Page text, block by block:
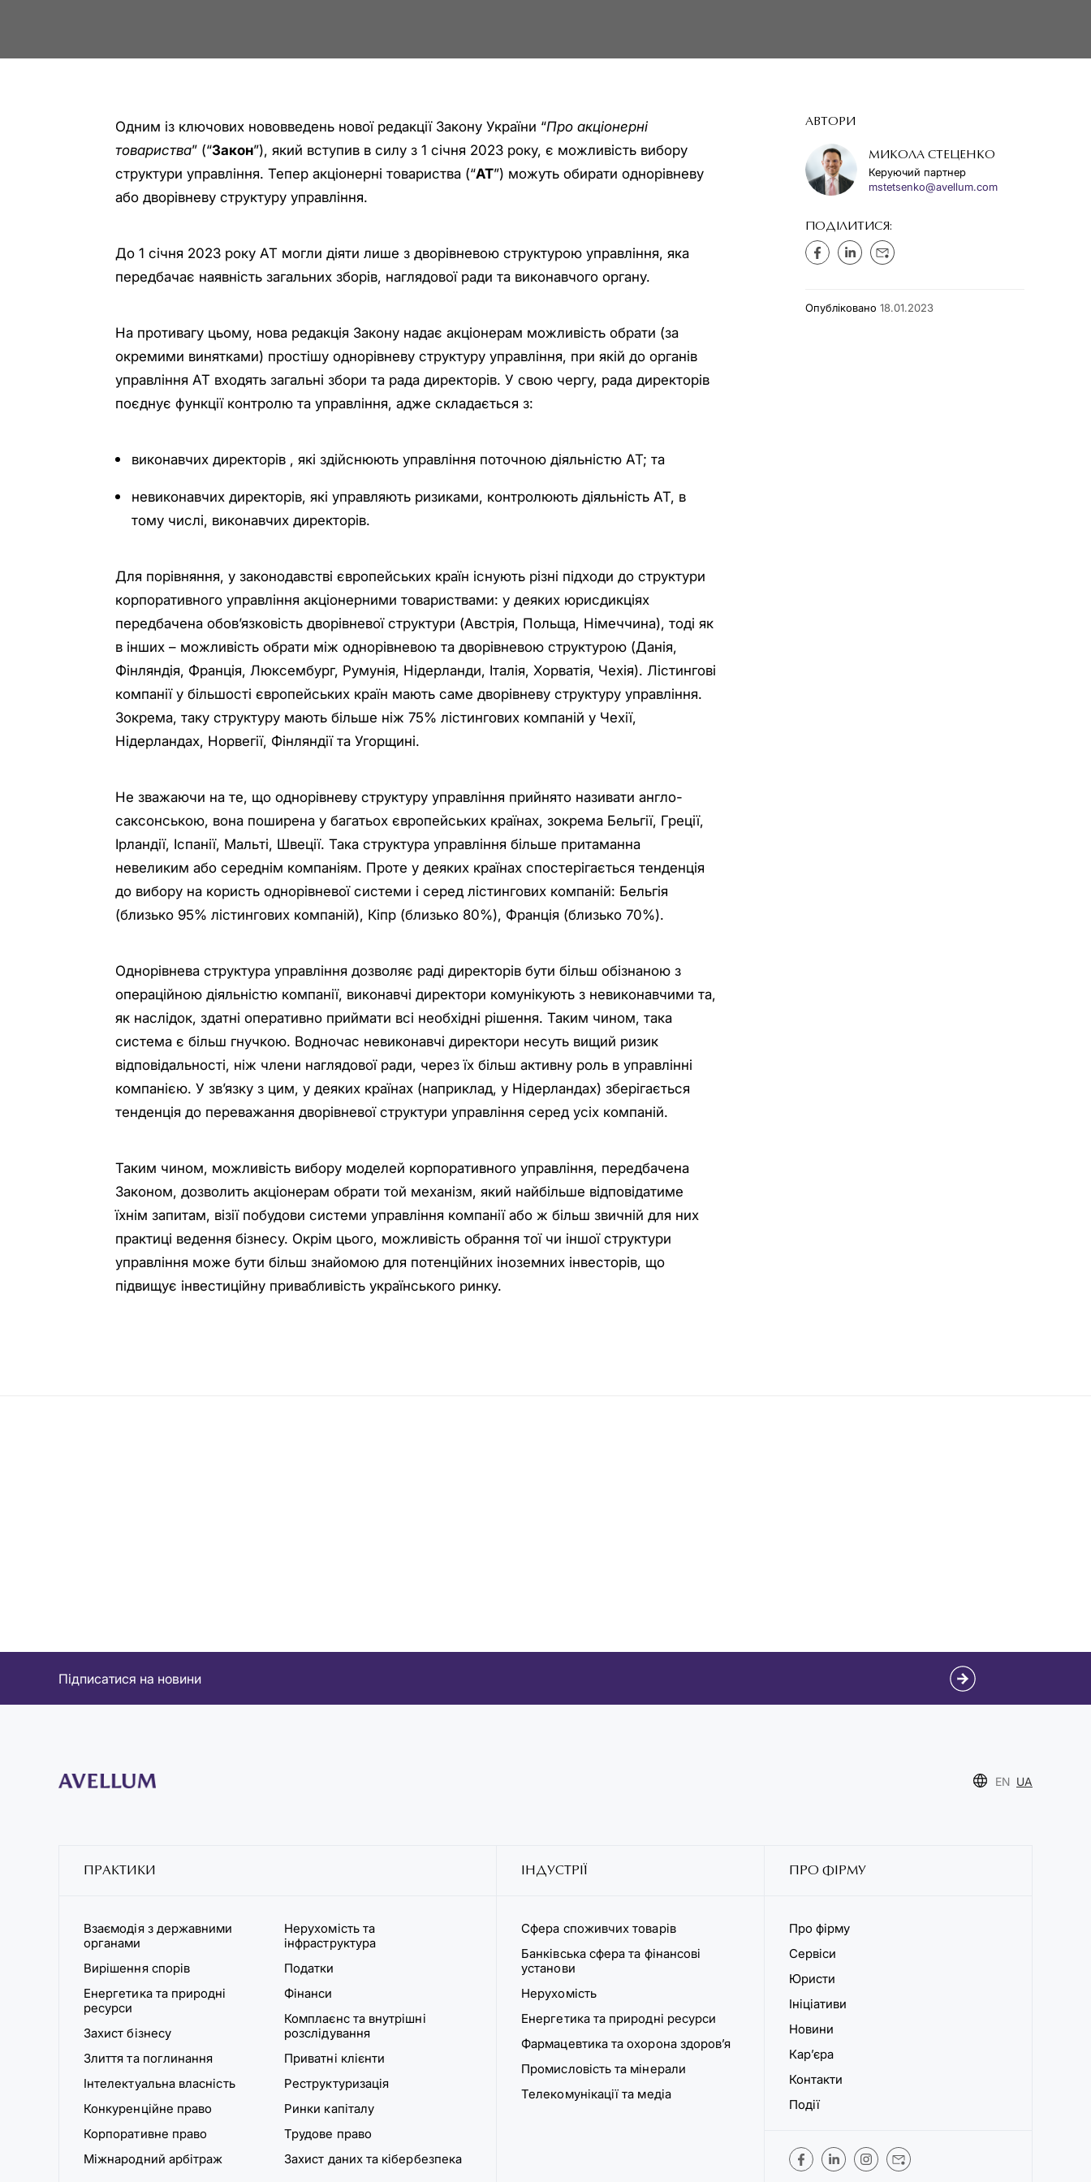
Одним із ключових нововведень нової редакції Закону України “Про акціонерні
товариства” (“Закон”), який вступив в силу з 1 січня 2023 року, є можливість вибору
структури управління. Тепер акціонерні товариства (“АТ”) можуть обирати однорівневу
або дворівневу структуру управління.
До 1 січня 2023 року АТ могли діяти лише з дворівневою структурою управління, яка
передбачає наявність загальних зборів, наглядової ради та виконавчого органу.
На противагу цьому, нова редакція Закону надає акціонерам можливість обрати (за
окремими винятками) простішу однорівневу структуру управління, при якій до органів
управління АТ входять загальні збори та рада директорів. У свою чергу, рада директорів
поєднує функції контролю та управління, адже складається з:
виконавчих директорів , які здійснюють управління поточною діяльністю АТ; та
невиконавчих директорів, які управляють ризиками, контролюють діяльність АТ, в
тому числі, виконавчих директорів.
Для порівняння, у законодавстві європейських країн існують різні підходи до структури
корпоративного управління акціонерними товариствами: у деяких юрисдикціях
передбачена обов’язковість дворівневої структури (Австрія, Польща, Німеччина), тоді як
в інших – можливість обрати між однорівневою та дворівневою структурою (Данія,
Фінляндія, Франція, Люксембург, Румунія, Нідерланди, Італія, Хорватія, Чехія). Лістингові
компанії у більшості європейських країн мають саме дворівневу структуру управління.
Зокрема, таку структуру мають більше ніж 75% лістингових компаній у Чехії,
Нідерландах, Норвегії, Фінляндії та Угорщині.
Не зважаючи на те, що однорівневу структуру управління прийнято називати англо-
саксонською, вона поширена у багатьох європейських країнах, зокрема Бельгії, Греції,
Ірландії, Іспанії, Мальті, Швеції. Така структура управління більше притаманна
невеликим або середнім компаніям. Проте у деяких країнах спостерігається тенденція
до вибору на користь однорівневої системи і серед лістингових компаній: Бельгія
(близько 95% лістингових компаній), Кіпр (близько 80%), Франція (близько 70%).
Однорівнева структура управління дозволяє раді директорів бути більш обізнаною з
операційною діяльністю компанії, виконавчі директори комунікують з невиконавчими та,
як наслідок, здатні оперативно приймати всі необхідні рішення. Таким чином, така
система є більш гнучкою. Водночас невиконавчі директори несуть вищий ризик
відповідальності, ніж члени наглядової ради, через їх більш активну роль в управлінні
компанією. У зв’язку з цим, у деяких країнах (наприклад, у Нідерландах) зберігається
тенденція до переважання дворівневої структури управління серед усіх компаній.
Таким чином, можливість вибору моделей корпоративного управління, передбачена
Законом, дозволить акціонерам обрати той механізм, який найбільше відповідатиме
їхнім запитам, візії побудови системи управління компанії або ж більш звичній для них
практиці ведення бізнесу. Окрім цього, можливість обрання тої чи іншої структури
управління може бути більш знайомою для потенційних іноземних інвесторів, що
підвищує інвестиційну привабливість українського ринку.
АВТОРИ
МИКОЛА СТЕЦЕНКО
Керуючий партнер
mstetsenko@avellum.com
ПОДІЛИТИСЯ:
Опубліковано 18.01.2023
Підписатися на новини
EN UA
ПРАКТИКИ
Взаємодія з державними
органами
Вирішення спорів
Енергетика та природні
ресурси
Захист бізнесу
Злиття та поглинання
Інтелектуальна власність
Конкуренційне право
Корпоративне право
Міжнародний арбітраж
Нерухомість та
інфраструктура
Податки
Фінанси
Комплаєнс та внутрішні
розслідування
Приватні клієнти
Реструктуризація
Ринки капіталу
Трудове право
Захист даних та кібербезпека
ІНДУСТРІЇ
Сфера споживчих товарів
Банківська сфера та фінансові
установи
Нерухомість
Енергетика та природні ресурси
Фармацевтика та охорона здоров’я
Промисловість та мінерали
Телекомунікації та медіа
ПРО ФІРМУ
Про фірму
Сервіси
Юристи
Ініціативи
Новини
Кар’єра
Контакти
Події